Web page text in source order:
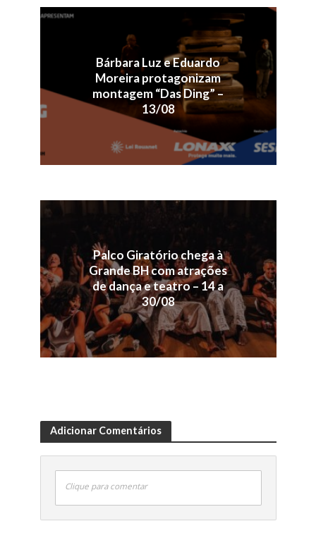
Bárbara Luz e Eduardo
Moreira protagonizam
montagem “Das Ding” –
13/08
Palco Giratório chega à
Grande BH com atrações
de dança e teatro – 14 a
30/08
Adicionar Comentários
Clique para comentar